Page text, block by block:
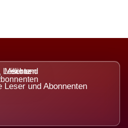
Leser und Abonnenten